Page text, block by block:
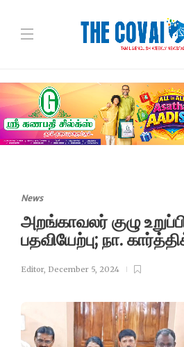
News
அறங்காவலர் குழு
பதவியேற்பு; நா.
Editor, December 5, 2024